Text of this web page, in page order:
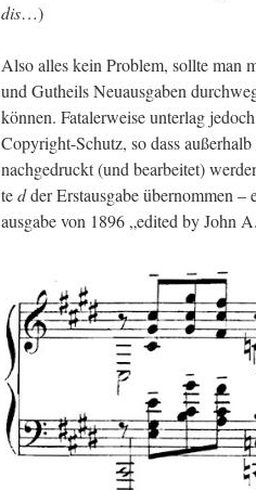
dis…)
Also alles kein Pro­blem, soll­te man
und Gut­heils Neu­aus­ga­ben
kön­nen. Fa­ta­ler­wei­se un­ter­lag
Co­py­right-Schutz, so dass au­ßer­halb
nach­ge­druckt (und be­ar­bei­tet)
tedder Erst­aus­ga­be über­nom­men
aus­ga­be von 1896 „edi­ted by John